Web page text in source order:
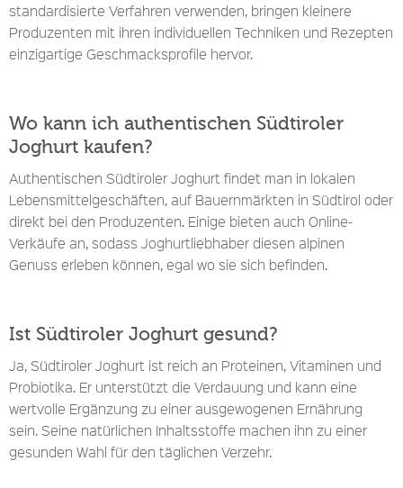
standardisierte Verfahren verwenden, bringen kleinere
Produzenten mit ihren individuellen Techniken und Rezepten
einzigartige Geschmacksprofile hervor.
Wo kann ich authentischen Südtiroler
Joghurt kaufen?
Authentischen Südtiroler Joghurt findet man in lokalen
Lebensmittelgeschäften, auf Bauernmärkten in Südtirol oder
direkt bei den Produzenten. Einige bieten auch Online-
Verkäufe an, sodass Joghurtliebhaber diesen alpinen
Genuss erleben können, egal wo sie sich befinden.
Ist Südtiroler Joghurt gesund?
Ja, Südtiroler Joghurt ist reich an Proteinen, Vitaminen und
Probiotika. Er unterstützt die Verdauung und kann eine
wertvolle Ergänzung zu einer ausgewogenen Ernährung
sein. Seine natürlichen Inhaltsstoffe machen ihn zu einer
gesunden Wahl für den täglichen Verzehr.